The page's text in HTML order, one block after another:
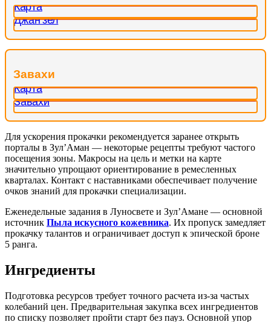
Завахи
Для ускорения прокачки рекомендуется заранее открыть
порталы в Зул’Аман — некоторые рецепты требуют частого
посещения зоны. Макросы на цель и метки на карте
значительно упрощают ориентирование в ремесленных
кварталах. Контакт с наставниками обеспечивает получение
очков знаний для прокачки специализации.
Еженедельные задания в Луносвете и Зул’Амане — основной
источник Пыла искусного кожевника. Их пропуск замедляет
прокачку талантов и ограничивает доступ к эпической броне
5 ранга.
Ингредиенты
Подготовка ресурсов требует точного расчета из-за частых
колебаний цен. Предварительная закупка всех ингредиентов
по списку позволяет пройти старт без пауз. Основной упор